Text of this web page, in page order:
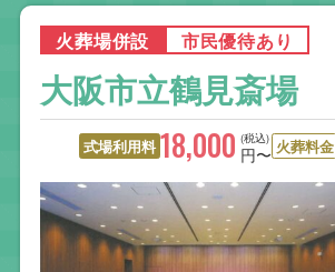
火葬場併設 市民優待あり
大阪市立鶴見斎場
式場利用料 (税込)
18,000 円〜 火葬料金